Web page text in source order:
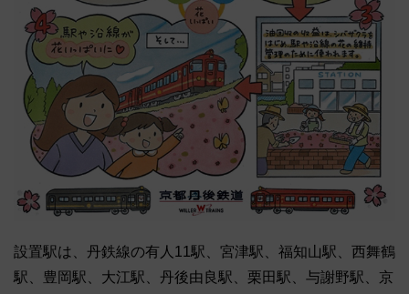
設置駅は、丹鉄線の有人11駅、宮津駅、福知山駅、西舞鶴
駅、豊岡駅、大江駅、丹後由良駅、栗田駅、与謝野駅、京